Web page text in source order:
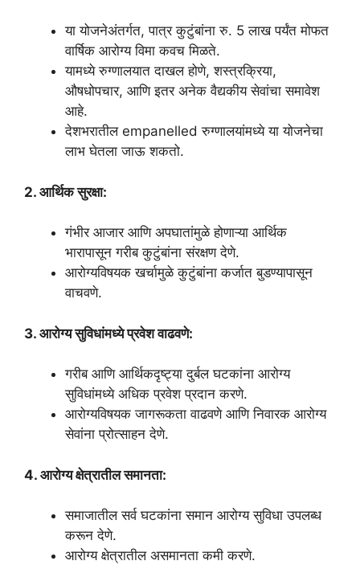
या योजनेअंतर्गत, पात्र कुटुंबांना रु. 5 लाख पर्यंत मोफत
वार्षिक आरोग्य विमा कवच मिळते.
यामध्ये रुग्णालयात दाखल होणे, शस्त्रक्रिया,
औषधोपचार, आणि इतर अनेक वैद्यकीय सेवांचा समावेश
आहे.
देशभरातील empanelled रुग्णालयांमध्ये या योजनेचा
लाभ घेतला जाऊ शकतो.
2. आर्थिक सुरक्षा:
गंभीर आजार आणि अपघातांमुळे होणाऱ्या आर्थिक
भारापासून गरीब कुटुंबांना संरक्षण देणे.
आरोग्यविषयक खर्चामुळे कुटुंबांना कर्जात बुडण्यापासून
वाचवणे.
3. आरोग्य सुविधांमध्ये प्रवेश वाढवणे:
गरीब आणि आर्थिकदृष्ट्या दुर्बल घटकांना आरोग्य
सुविधांमध्ये अधिक प्रवेश प्रदान करणे.
आरोग्यविषयक जागरूकता वाढवणे आणि निवारक आरोग्य
सेवांना प्रोत्साहन देणे.
4. आरोग्य क्षेत्रातील समानता:
समाजातील सर्व घटकांना समान आरोग्य सुविधा उपलब्ध
करून देणे.
आरोग्य क्षेत्रातील असमानता कमी करणे.